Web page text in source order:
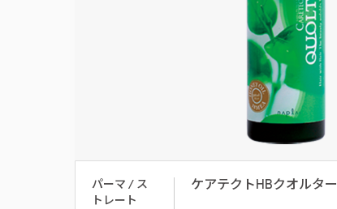
パーマ / ス
トレート
ケアテクトHBクオルター